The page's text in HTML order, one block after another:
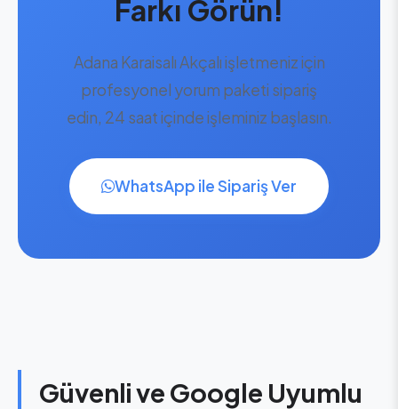
Farkı Görün!
Adana Karaisalı Akçalı işletmeniz için
profesyonel yorum paketi sipariş
edin, 24 saat içinde işleminiz başlasın.
WhatsApp ile Sipariş Ver
Güvenli ve Google Uyumlu